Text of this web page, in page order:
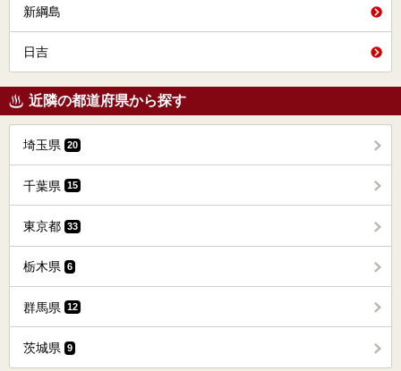
新綱島
日吉
近隣の都道府県から探す
埼玉県 20
千葉県 15
東京都 33
栃木県 6
群馬県 12
茨城県 9